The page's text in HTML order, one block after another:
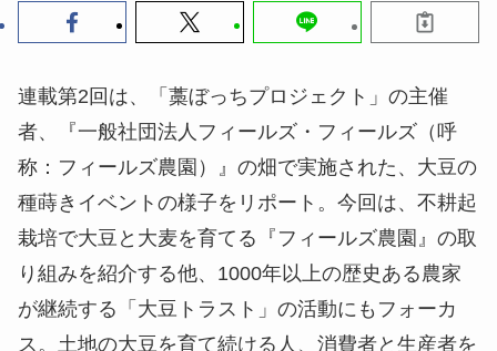
連載第2回は、「藁ぼっちプロジェクト」の主催
者、『一般社団法人フィールズ・フィールズ（呼
称：フィールズ農園）』の畑で実施された、大豆の
種蒔きイベントの様子をリポート。今回は、不耕起
栽培で大豆と大麦を育てる『フィールズ農園』の取
り組みを紹介する他、1000年以上の歴史ある農家
が継続する「大豆トラスト」の活動にもフォーカ
ス。土地の大豆を育て続ける人、消費者と生産者を